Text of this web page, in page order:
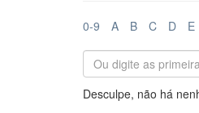
0-9 A B C D E
Desculpe, não há